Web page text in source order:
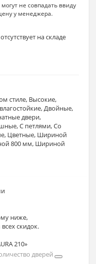
не совпадать ввиду
у менеджера.
на складе
стиле, Высокие,
, Двойные,
двери,
,С петлями,Со
, Цветные, Шириной
800 мм, Шириной
ниже,
скидок.
210»
дверей